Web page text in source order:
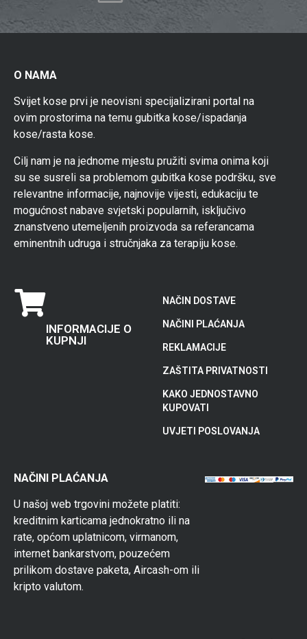
O NAMA
Svijet kose prvi je neovisni specijalizirani portal na
ovim prostorima na temu gubitka kose/ispadanja
kose/rasta kose.
Cilj nam je na jednome mjestu pružiti svima onima koji
su se susreli sa problemom gubitka kose podršku, sve
relevantne informacije, najnovije vijesti, edukaciju te
mogućnost nabave svjetski popularnih, isključivo
znanstveno utemeljenih proizvoda sa referancama
eminentnih udruga i stručnjaka za terapiju kose.
INFORMACIJE O
KUPNJI
NAČIN DOSTAVE
NAČINI PLAĆANJA
REKLAMACIJE
ZAŠTITA PRIVATNOSTI
KAKO JEDNOSTAVNO
KUPOVATI
UVJETI POSLOVANJA
NAČINI PLAĆANJA
U našoj web trgovini možete platiti:
kreditnim karticama jednokratno ili na
rate, općom uplatnicom, virmanom,
internet bankarstvom, pouzećem
prilikom dostave paketa, Aircash-om ili
kripto valutom.